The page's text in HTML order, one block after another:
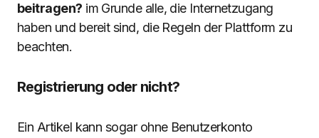
beitragen? im Grunde alle, die Internetzugang
haben und bereit sind, die Regeln der Plattform zu
beachten.
Registrierung oder nicht?
Ein Artikel kann sogar ohne Benutzerkonto